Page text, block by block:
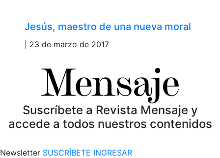
Jesús, maestro de una nueva moral
| 23 de marzo de 2017
Suscríbete a Revista Mensaje y
accede a todos nuestros contenidos
Newsletter SUSCRÍBETE INGRESAR